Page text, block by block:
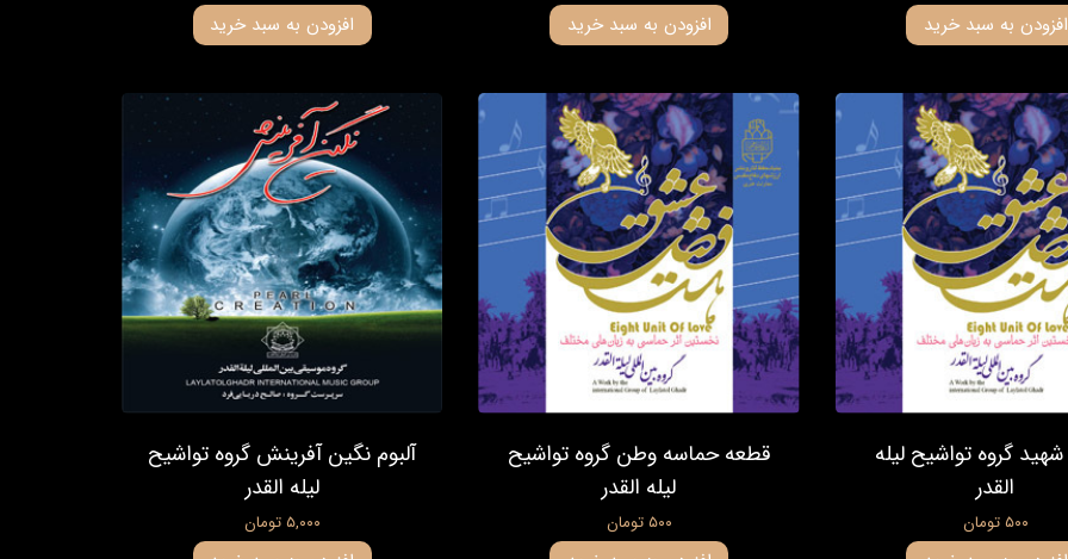
افزودن به سبد خرید افزودن به سبد خرید افزودن به سبد خرید
گروه تواشیح لیله
القدر
۵۰۰ تومان
قطعه حماسه وطن گروه تواشیح
لیله القدر
۵۰۰ تومان
آلبوم نگین آفرینش گروه تواشیح
لیله القدر
۵,۰۰۰ تومان